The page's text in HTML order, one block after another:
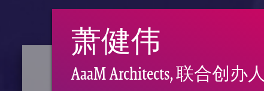
萧健伟
AaaM Architects, 联合创办